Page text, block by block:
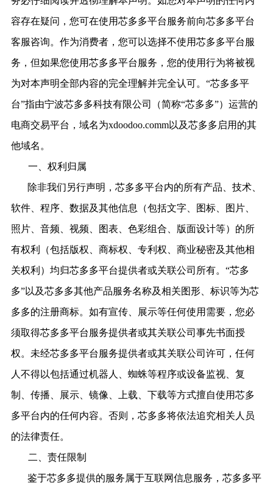
容存在疑问，您可在使用芯多多平台服务前向芯多多平台
客服咨询。作为消费者，您可以选择不使用芯多多平台服
务，但如果您使用芯多多平台服务，您的使用行为将被视
为对本声明全部内容的完全理解并完全认可。 “芯多多平
台”指由宁波芯多多科技有限公司 （简称“芯多多”）运营的
电商交易平台，域名为xdoodoo.comm以及芯多多 启用的其
他域名。
一、 权利归属
除非我们另行声明，芯多多平台内的所有产品、技术、
软件、程序、数据及其他信息（包括文字、图标、图片、
照片、音频、视频、图表、色彩组合、版面设计等）的所
有权利（包括版权、商标权、专利权、商业秘密及其他相
关权利）均归芯多多平台提供者或关联公司所有。 “芯多
多”以及芯多多其他产品服务名称及相关图形、标识等为芯
多多的注册商标。 如有宣传、展示等任何使用需要，您必
须取得芯多多平台服务提供者或其关联公司事先书面授
权。未经芯多多平台服务提供者或其关联公司许可，任何
人不得以包括通过机器人、蜘蛛等程序或设备监视、复
制、传播、展示、镜像、上载、下载等方式擅自使用芯多
多平台内的任何内容。 否则， 芯多多将依法追究相关人员
的法律责任。
二、 责任限制
鉴于芯多多提供的服务属于互联网信息服务， 芯多多平